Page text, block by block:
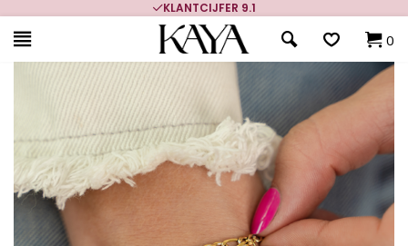
KLANTCIJFER 9.1
0